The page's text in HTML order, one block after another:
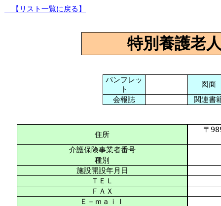
【リスト一覧に戻る】
特別養護老
パンフレッ
ト
図面
会報誌
関連書
住所
〒
介護保険事業者番号
種別
施設開設年月日
ＴＥＬ
ＦＡＸ
Ｅ－ｍａｉｌ